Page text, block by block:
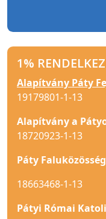
1%
Alapítvány Páty
19179801-1-13
Alapítvány a
18720923-1-13
Páty
18663468-1-13
Pátyi Római